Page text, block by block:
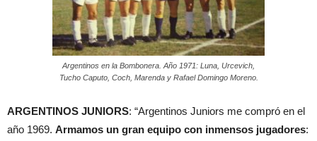
Argentinos en la Bombonera. Año 1971: Luna, Urcevich,
Tucho Caputo, Coch, Marenda y Rafael Domingo Moreno.
ARGENTINOS JUNIORS: “Argentinos Juniors me compró en el
año 1969. Armamos un gran equipo con inmensos jugadores: